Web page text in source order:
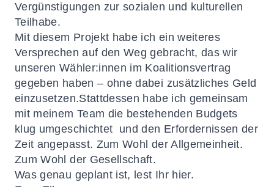
Vergünstigungen zur sozialen und kulturellen
Teilhabe.
Mit diesem Projekt habe ich ein weiteres
Versprechen auf den Weg gebracht, das wir
unseren Wähler:innen im Koalitionsvertrag
gegeben haben – ohne dabei zusätzliches Geld
einzusetzen.Stattdessen habe ich gemeinsam
mit meinem Team die bestehenden Budgets
klug umgeschichtet und den Erfordernissen der
Zeit angepasst. Zum Wohl der Allgemeinheit.
Zum Wohl der Gesellschaft.
Was genau geplant ist, lest Ihr hier.